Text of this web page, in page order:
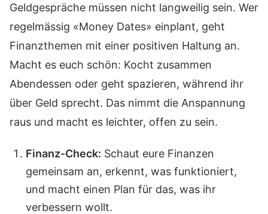
Geldgespräche müssen nicht langweilig sein. Wer
regelmässig «Money Dates» einplant, geht
Finanzthemen mit einer positiven Haltung an.
Macht es euch schön: Kocht zusammen
Abendessen oder geht spazieren, während ihr
über Geld sprecht. Das nimmt die Anspannung
raus und macht es leichter, offen zu sein.
Finanz-Check: Schaut eure Finanzen
gemeinsam an, erkennt, was funktioniert,
und macht einen Plan für das, was ihr
verbessern wollt.